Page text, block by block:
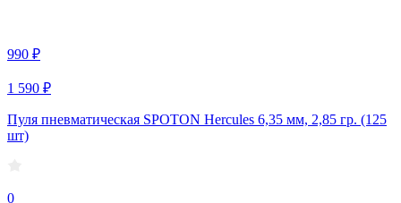
990 ₽
1 590 ₽
Пуля пневматическая SPOTON Hercules 6,35 мм, 2,85 гр. (125
шт)
0